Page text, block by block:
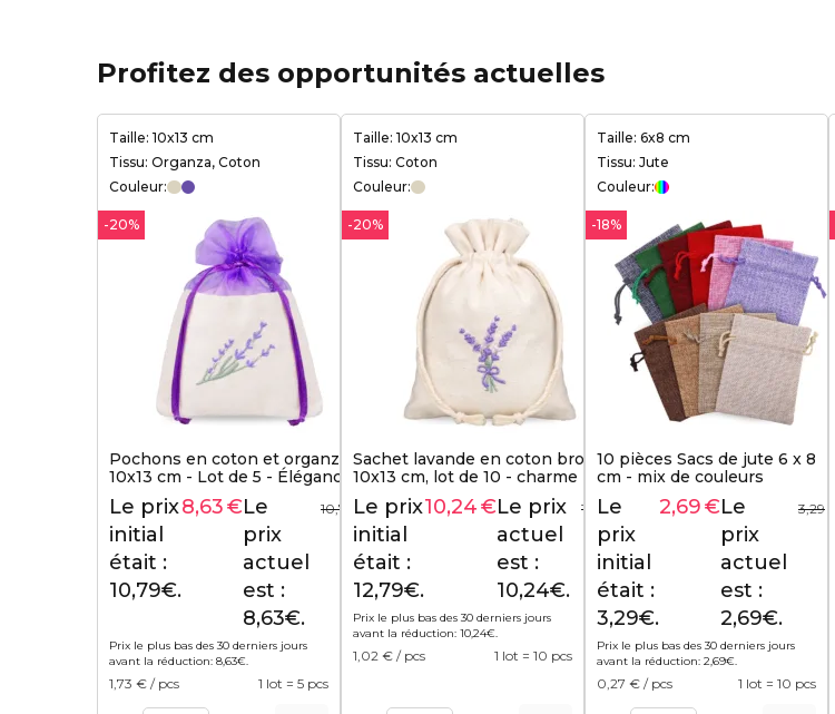
Profitez des opportunités actuelles
Taille: 10x13 cm
Tissu: Organza, Coton
Couleur:
-20%
Pochons en coton et organza
10x13 cm - Lot de 5 - Élégance
brodée à la lavande
10,79 €
Le prix
initial
était :
10,79€.
8,63€Le
prix
actuel
est :
8,63€.
Prix le plus bas des 30 derniers jours
avant la réduction: 8,63€
1,73 € / pcs 1 lot = 5 pcs
Taille: 10x13 cm
Tissu: Coton
Couleur:
-20%
Sachet lavande en coton brodé -
10x13 cm, lot de 10 - charme
rustique et parfum naturel
12,79 €
Le prix
initial
était :
12,79€.
10,24€Le prix
actuel
est :
10,24€.
Prix le plus bas des 30 derniers jours
avant la réduction: 10,24€
1,02 € / pcs 1 lot = 10 pcs
Taille: 6x8 cm
Tissu: Jute
Couleur:
-18%
10 pièces Sacs de jute 6 x 8
cm - mix de couleurs
3,29
Le
prix
initial
était :
3,29€.
2,69€Le
prix
actuel
est :
2,69€.
Prix le plus bas des 30 derniers jours
avant la réduction: 2,69€
0,27 € / pcs 1 lot = 10 pcs